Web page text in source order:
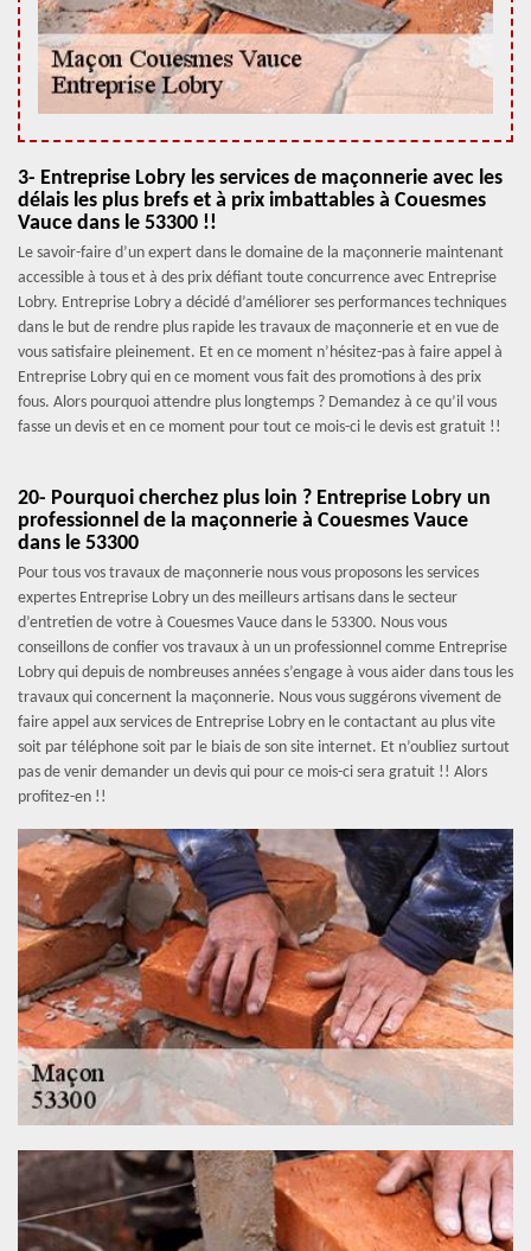
3- Entreprise Lobry les services de maçonnerie avec les
délais les plus brefs et à prix imbattables à Couesmes
Vauce dans le 53300 !!
Le savoir-faire d’un expert dans le domaine de la maçonnerie maintenant
accessible à tous et à des prix défiant toute concurrence avec Entreprise
Lobry. Entreprise Lobry a décidé d’améliorer ses performances techniques
dans le but de rendre plus rapide les travaux de maçonnerie et en vue de
vous satisfaire pleinement. Et en ce moment n’hésitez-pas à faire appel à
Entreprise Lobry qui en ce moment vous fait des promotions à des prix
fous. Alors pourquoi attendre plus longtemps ? Demandez à ce qu’il vous
fasse un devis et en ce moment pour tout ce mois-ci le devis est gratuit !!
20- Pourquoi cherchez plus loin ? Entreprise Lobry un
professionnel de la maçonnerie à Couesmes Vauce
dans le 53300
Pour tous vos travaux de maçonnerie nous vous proposons les services
expertes Entreprise Lobry un des meilleurs artisans dans le secteur
d’entretien de votre à Couesmes Vauce dans le 53300. Nous vous
conseillons de confier vos travaux à un un professionnel comme Entreprise
Lobry qui depuis de nombreuses années s’engage à vous aider dans tous les
travaux qui concernent la maçonnerie. Nous vous suggérons vivement de
faire appel aux services de Entreprise Lobry en le contactant au plus vite
soit par téléphone soit par le biais de son site internet. Et n’oubliez surtout
pas de venir demander un devis qui pour ce mois-ci sera gratuit !! Alors
profitez-en !!